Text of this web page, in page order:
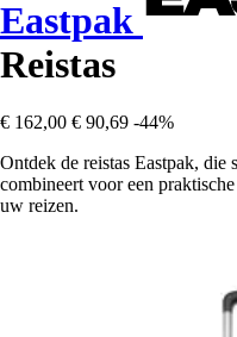
Eastpak
Reistas
€ 162,00 € 90,69 -44%
Ontdek de reistas Eastpak, die
combineert voor een
uw reizen.